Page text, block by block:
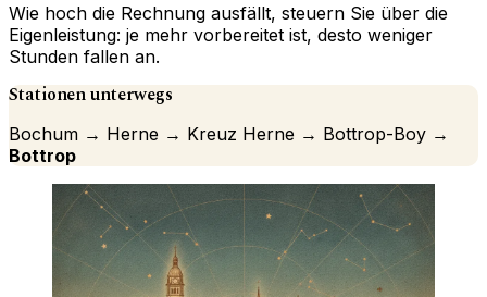
Wie hoch die Rechnung ausfällt, steuern Sie über die
Eigenleistung: je mehr vorbereitet ist, desto weniger
Stunden fallen an.
Stationen unterwegs
Bochum → Herne → Kreuz Herne → Bottrop-Boy →
Bottrop